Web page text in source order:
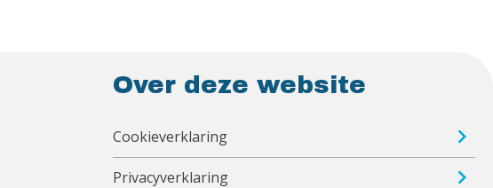
Over deze website
Cookieverklaring
Privacyverklaring